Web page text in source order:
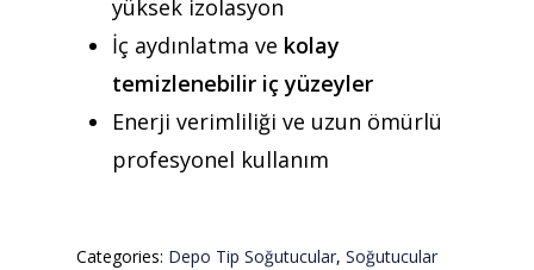
yüksek izolasyon
İç aydınlatma ve kolay
temizlenebilir iç yüzeyler
Enerji verimliliği ve uzun ömürlü
profesyonel kullanım
Categories: Depo Tip Soğutucular, Soğutucular